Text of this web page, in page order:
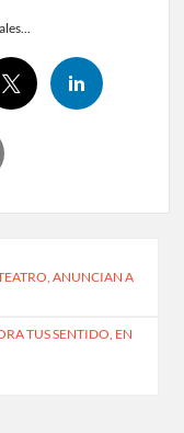
ANUNCIAN A
TUS SENTIDO, EN